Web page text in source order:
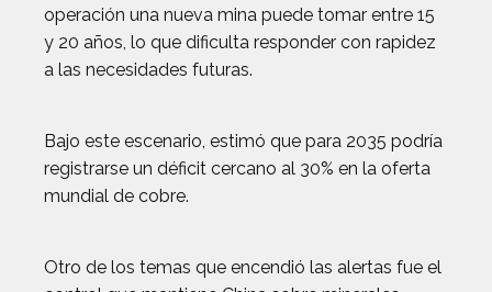
operación una nueva mina puede tomar entre 15
y 20 años, lo que dificulta responder con rapidez
a las necesidades futuras.
Bajo este escenario, estimó que para 2035 podría
registrarse un déficit cercano al 30% en la oferta
mundial de cobre.
Otro de los temas que encendió las alertas fue el